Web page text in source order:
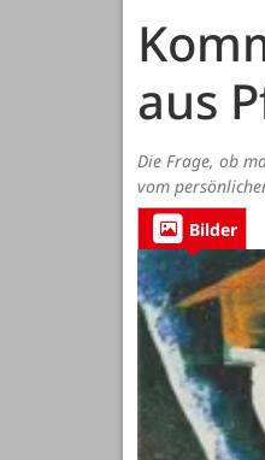
aus
Die Frage, ob
vom
Bilder